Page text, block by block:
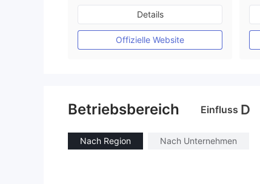
AustralienRegulierung
Market Making (MM)
MT4-Volllizenz
Details
Offizielle Website
Betriebsbereich Einfluss D
Nach Region Nach Unternehmen